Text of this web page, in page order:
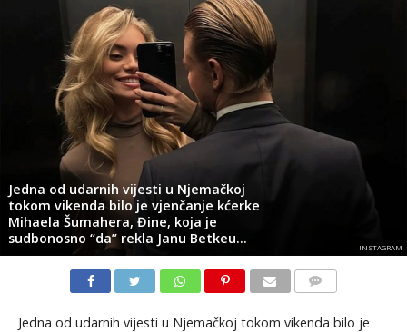
Jedna od udarnih vijesti u Njemačkoj
tokom vikenda bilo je vjenčanje kćerke
Mihaela Šumahera, Đine, koja je
sudbonosno “da” rekla Janu Betkeu…
INSTAGRAM
Jedna od udarnih vijesti u Njemačkoj tokom vikenda bilo je